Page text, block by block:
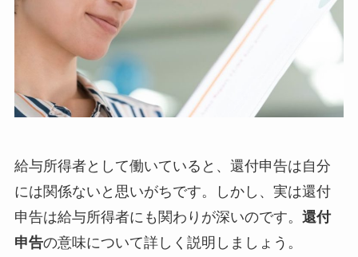
給与所得者として働いていると、還付申告は自分
には関係ないと思いがちです。しかし、実は還付
申告は給与所得者にも関わりが深いのです。 還付
申告の意味について詳しく説明しましょう。